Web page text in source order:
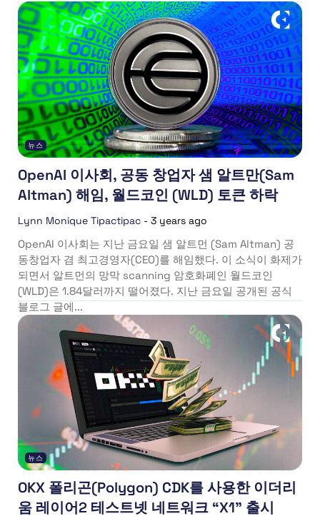
뉴스
OpenAI 이사회, 공동 창업자 샘 알트만(Sam
Altman) 해임, 월드코인 (WLD) 토큰 하락
Lynn Monique Tipactipac - 3 years ago
OpenAI 이사회는 지난 금요일 샘 알트먼 (Sam Altman) 공
동창업자 겸 최고경영자(CEO)를 해임했다. 이 소식이 화제가
되면서 알트먼의 망막 scanning 암호화폐인 월드코인
(WLD)은 1.84달러까지 떨어졌다. 지난 금요일 공개된 공식
블로그 글에...
뉴스
OKX 폴리곤(Polygon) CDK를 사용한 이더리
움 레이어2 테스트넷 네트워크 “X1” 출시